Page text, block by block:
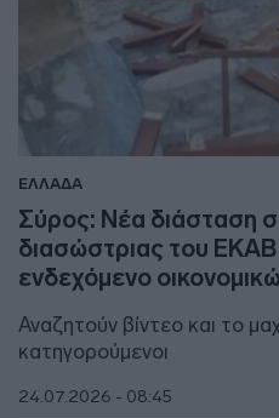
ΕΛΛΑΔΑ
Σύρος: Νέα διάσταση
διασώστριας του ΕΚΑΒ
ενδεχόμενο
Αναζητούν βίντεο και το
κατηγορούμενοι
24.07.2026 - 08:45